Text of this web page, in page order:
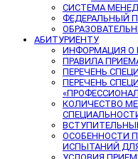
СИСТЕМА
ФЕДЕРАЛЬНЫЙ
АБИТУРИЕНТУ
ИНФОРМАЦИЯ О
ПРАВИЛА
ПЕРЕЧЕНЬ
ПЕРЕЧЕНЬ
КОЛИЧЕСТВО
ОСОБЕННОСТИ
ИСПЫТАНИЙ